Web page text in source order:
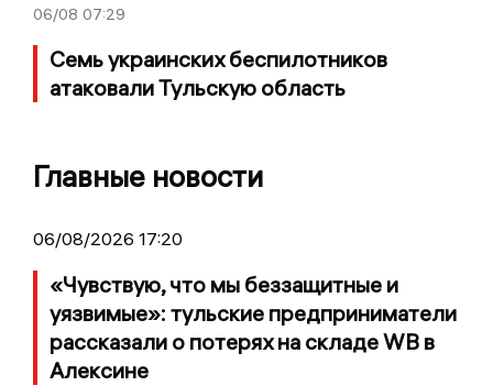
06/08 07:29
Семь украинских беспилотников
атаковали Тульскую область
Главные новости
06/08/2026 17:20
«Чувствую, что мы беззащитные и
уязвимые»: тульские предприниматели
рассказали о потерях на складе WB в
Алексине